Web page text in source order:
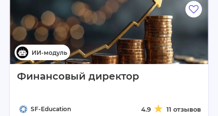
Финансовый директор
SF-Education 4.9 11 отзывов